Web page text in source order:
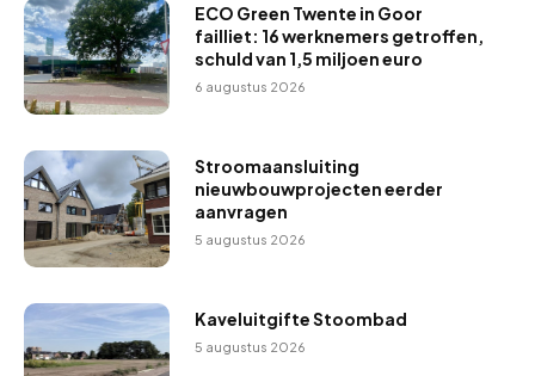
ECO Green Twente in Goor
failliet: 16 werknemers getroffen,
schuld van 1,5 miljoen euro
6 augustus 2026
Stroomaansluiting
nieuwbouwprojecten eerder
aanvragen
5 augustus 2026
Kaveluitgifte Stoombad
5 augustus 2026